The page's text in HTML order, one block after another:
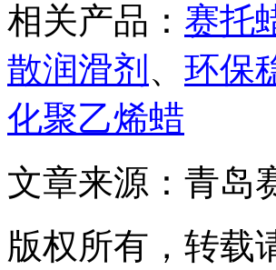
相关产品： 赛托
散润滑剂 、 环保
化聚乙烯蜡
文章来源：青岛
版权所有，转载